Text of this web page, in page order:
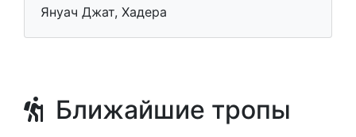
Януач Джат, Хадера
Ближайшие тропы